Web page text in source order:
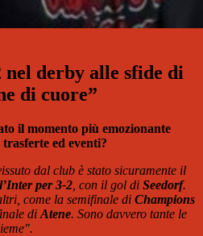
nel derby alle sfide di
di cuore”
il momento più emozionante
ed eventi?
dal club è stato sicuramente il
per 3-2 , con il gol di Seedorf.
come la semifinale di Champions
di Atene. Sono davvero tante le